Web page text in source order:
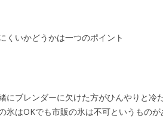
くいかどうかは一つのポイント
にブレンダーに欠けた方がひんやりと冷
氷はOKでも市販の氷は不可というもの